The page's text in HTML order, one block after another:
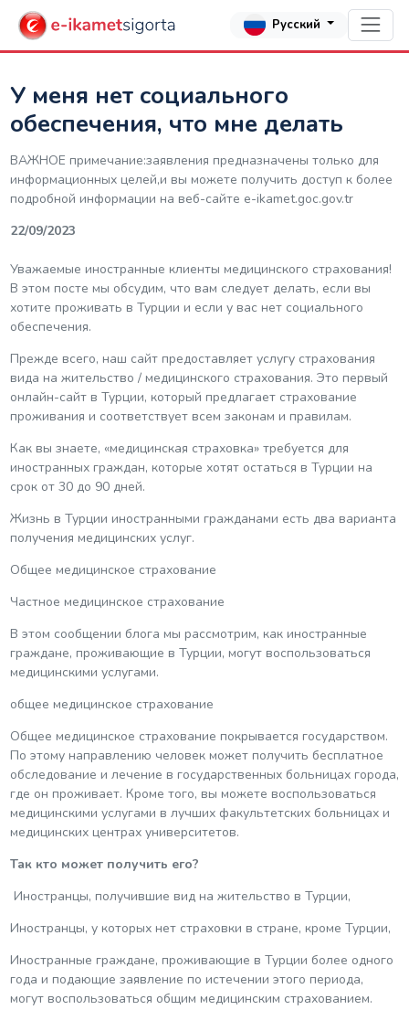
Русский
У меня нет социального
обеспечения, что мне делать
ВАЖНОЕ примечание:заявления предназначены только для
информационных целей,и вы можете получить доступ к более
подробной информации на веб-сайте е-ikamet.goc.gov.tr
22/09/2023
Уважаемые иностранные клиенты медицинского страхования!
В этом посте мы обсудим, что вам следует делать, если вы
хотите проживать в Турции и если у вас нет социального
обеспечения.
Прежде всего, наш сайт предоставляет услугу страхования
вида на жительство / медицинского страхования. Это первый
онлайн-сайт в Турции, который предлагает страхование
проживания и соответствует всем законам и правилам.
Как вы знаете, «медицинская страховка» требуется для
иностранных граждан, которые хотят остаться в Турции на
срок от 30 до 90 дней.
Жизнь в Турции иностранными гражданами есть два варианта
получения медицинских услуг.
Общее медицинское страхование
Частное медицинское страхование
В этом сообщении блога мы рассмотрим, как иностранные
граждане, проживающие в Турции, могут воспользоваться
медицинскими услугами.
общее медицинское страхование
Общее медицинское страхование покрывается государством.
По этому направлению человек может получить бесплатное
обследование и лечение в государственных больницах города,
где он проживает. Кроме того, вы можете воспользоваться
медицинскими услугами в лучших факультетских больницах и
медицинских центрах университетов.
Так кто может получить его?
Иностранцы, получившие вид на жительство в Турции,
Иностранцы, у которых нет страховки в стране, кроме Турции,
Иностранные граждане, проживающие в Турции более одного
года и подающие заявление по истечении этого периода,
могут воспользоваться общим медицинским страхованием.